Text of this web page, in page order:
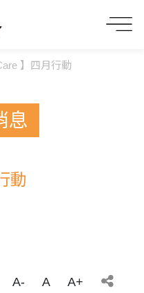
】四月行動
息
動
A- A A+